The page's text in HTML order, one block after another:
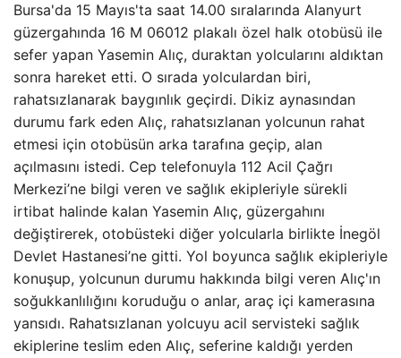
Bursa'da 15 Mayıs'ta saat 14.00 sıralarında Alanyurt
güzergahında 16 M 06012 plakalı özel halk otobüsü ile
sefer yapan Yasemin Alıç, duraktan yolcularını aldıktan
sonra hareket etti. O sırada yolculardan biri,
rahatsızlanarak baygınlık geçirdi. Dikiz aynasından
durumu fark eden Alıç, rahatsızlanan yolcunun rahat
etmesi için otobüsün arka tarafına geçip, alan
açılmasını istedi. Cep telefonuyla 112 Acil Çağrı
Merkezi’ne bilgi veren ve sağlık ekipleriyle sürekli
irtibat halinde kalan Yasemin Alıç, güzergahını
değiştirerek, otobüsteki diğer yolcularla birlikte İnegöl
Devlet Hastanesi’ne gitti. Yol boyunca sağlık ekipleriyle
konuşup, yolcunun durumu hakkında bilgi veren Alıç'ın
soğukkanlılığını koruduğu o anlar, araç içi kamerasına
yansıdı. Rahatsızlanan yolcuyu acil servisteki sağlık
ekiplerine teslim eden Alıç, seferine kaldığı yerden